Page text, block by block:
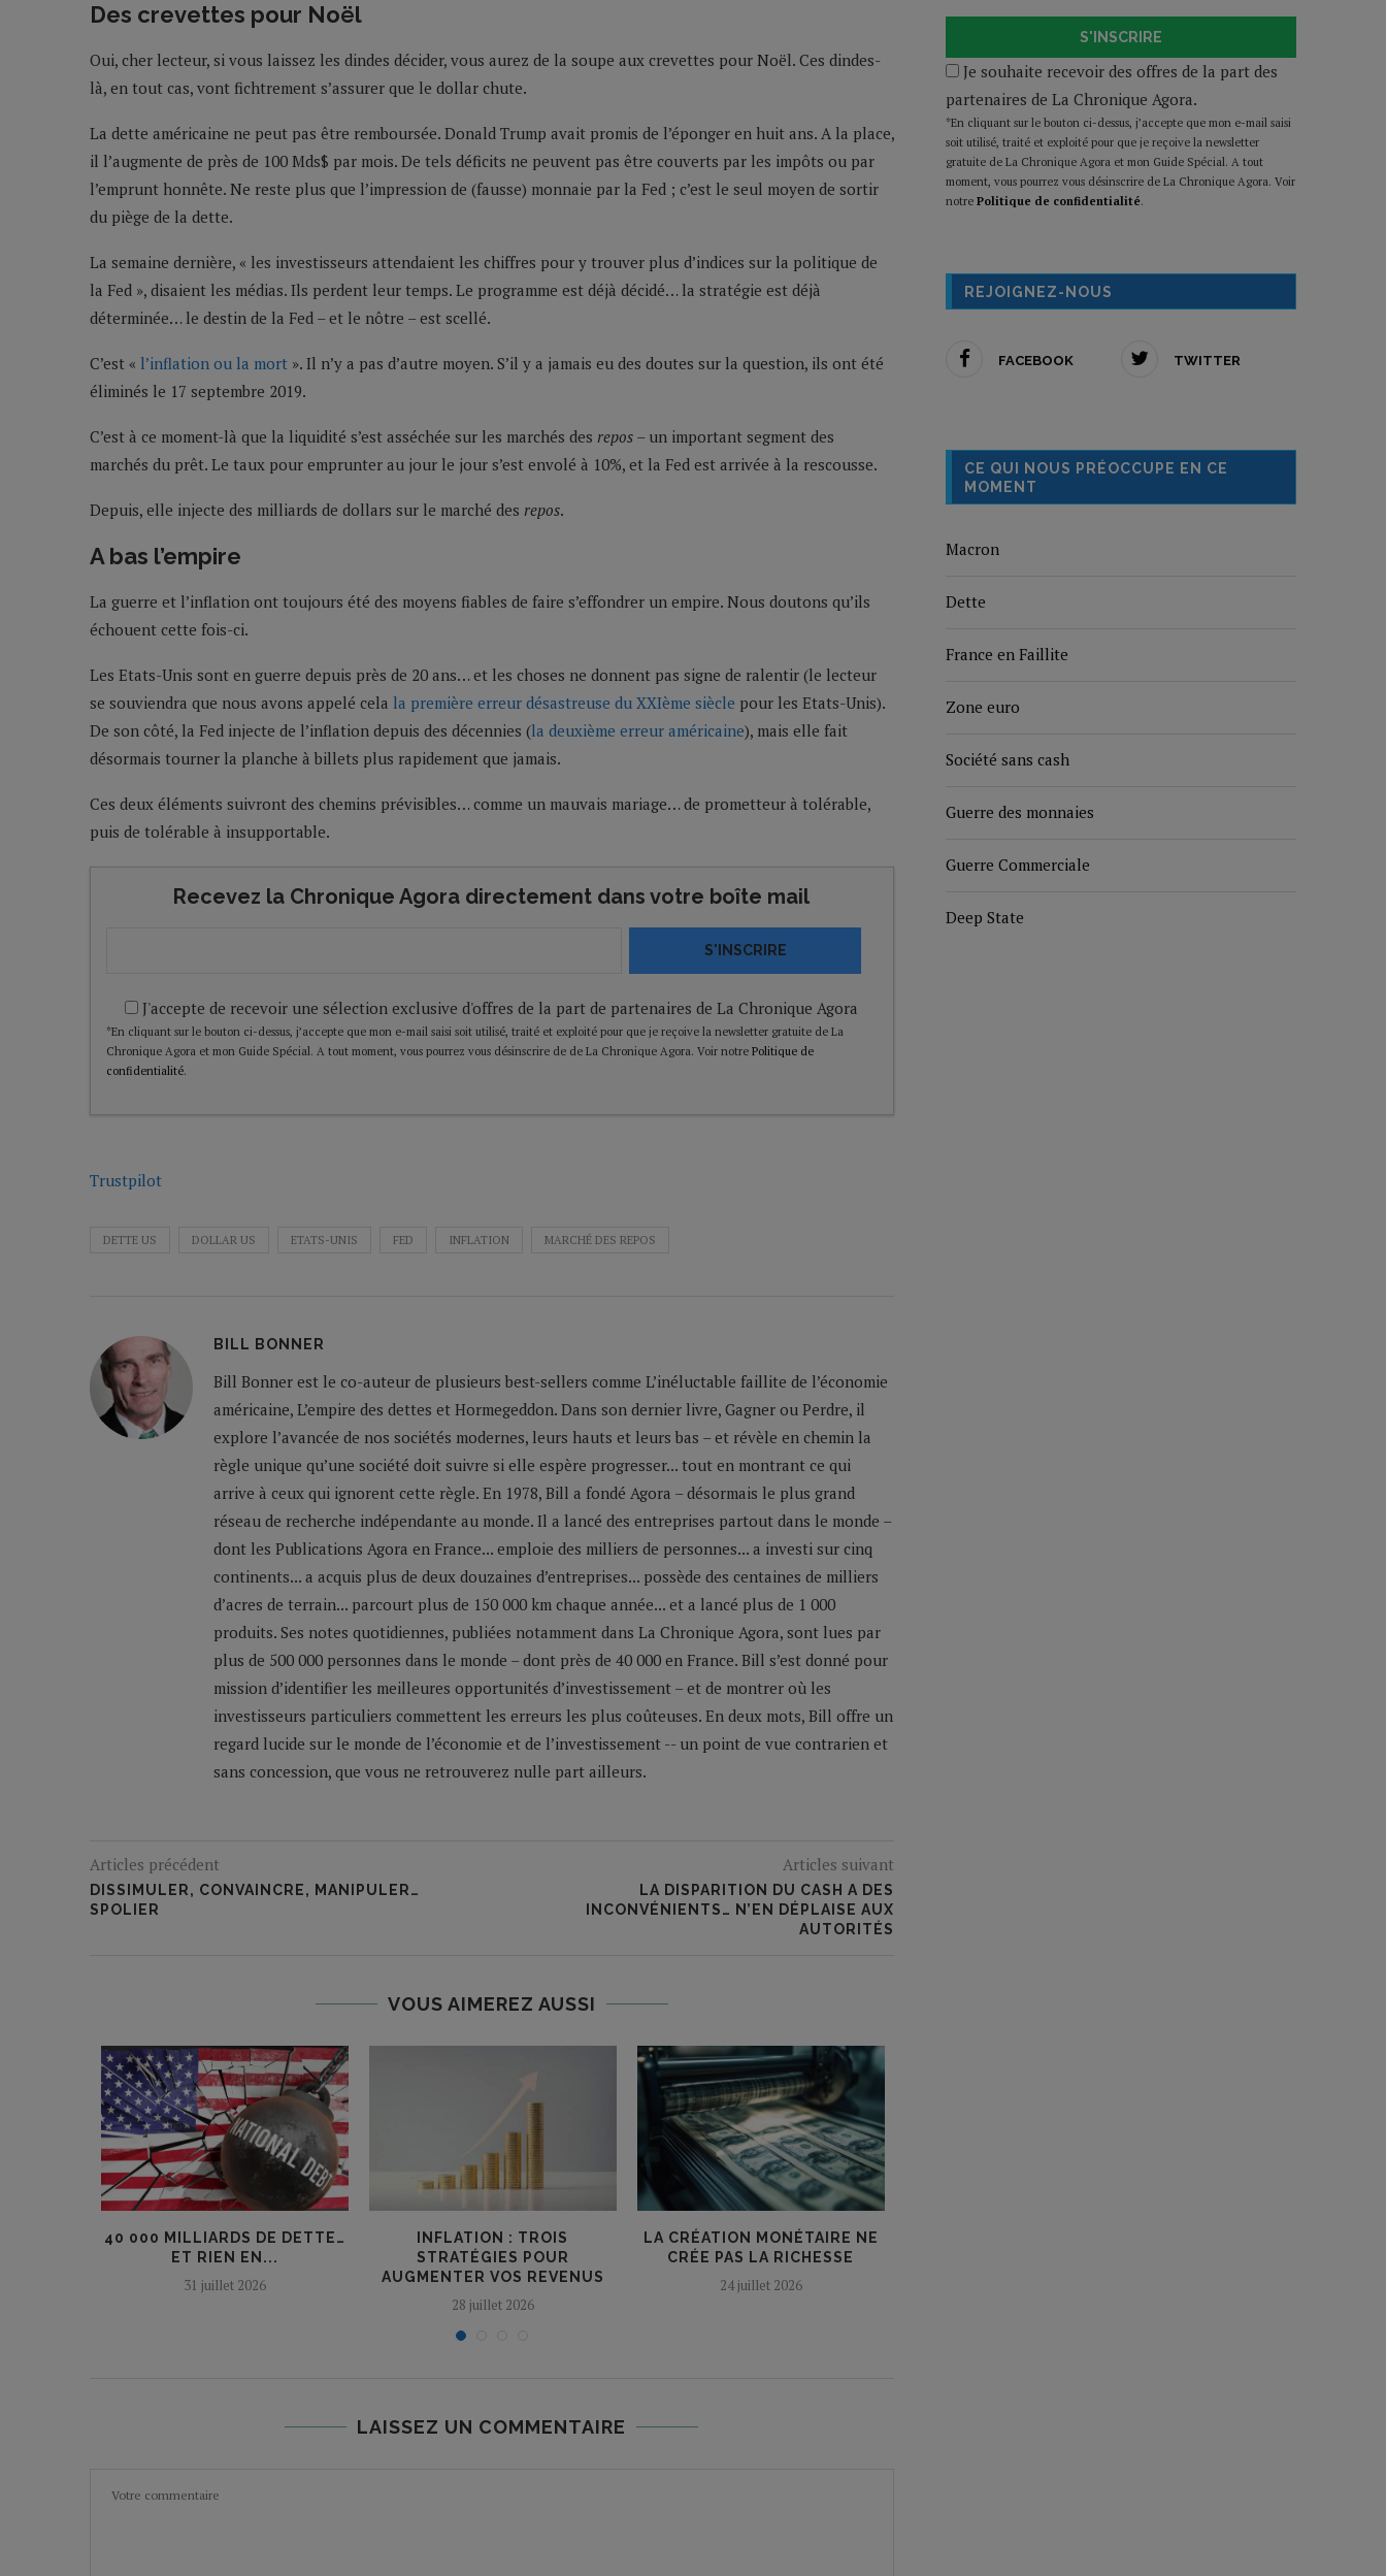
Des crevettes pour Noël
Oui, cher lecteur, si vous laissez les dindes décider, vous aurez de la soupe aux crevettes pour Noël. Ces dindes-
là, en tout cas, vont fichtrement s’assurer que le dollar chute.
La dette américaine ne peut pas être remboursée. Donald Trump avait promis de l’éponger en huit ans. A la place,
il l’augmente de près de 100 Mds$ par mois. De tels déficits ne peuvent pas être couverts par les impôts ou par
l’emprunt honnête. Ne reste plus que l’impression de (fausse) monnaie par la Fed ; c’est le seul moyen de sortir
du piège de la dette.
La semaine dernière, « les investisseurs attendaient les chiffres pour y trouver plus d’indices sur la politique de
la Fed », disaient les médias. Ils perdent leur temps. Le programme est déjà décidé… la stratégie est déjà
déterminée… le destin de la Fed – et le nôtre – est scellé.
C’est « l’inflation ou la mort ». Il n’y a pas d’autre moyen. S’il y a jamais eu des doutes sur la question, ils ont été
éliminés le 17 septembre 2019.
C’est à ce moment-là que la liquidité s’est asséchée sur les marchés des repos – un important segment des
marchés du prêt. Le taux pour emprunter au jour le jour s’est envolé à 10%, et la Fed est arrivée à la rescousse.
Depuis, elle injecte des milliards de dollars sur le marché des repos.
A bas l’empire
La guerre et l’inflation ont toujours été des moyens fiables de faire s’effondrer un empire. Nous doutons qu’ils
échouent cette fois-ci.
Les Etats-Unis sont en guerre depuis près de 20 ans… et les choses ne donnent pas signe de ralentir (le lecteur
se souviendra que nous avons appelé cela la première erreur désastreuse du XXIème siècle pour les Etats-Unis).
De son côté, la Fed injecte de l’inflation depuis des décennies (la deuxième erreur américaine), mais elle fait
désormais tourner la planche à billets plus rapidement que jamais.
Ces deux éléments suivront des chemins prévisibles… comme un mauvais mariage… de prometteur à tolérable,
puis de tolérable à insupportable.
Recevez la Chronique Agora directement dans votre boîte mail
S'INSCRIRE
J'accepte de recevoir une sélection exclusive d'offres de la part de partenaires de La Chronique Agora
*En cliquant sur le bouton ci-dessus, j’accepte que mon e-mail saisi soit utilisé, traité et exploité pour que je reçoive la newsletter gratuite de La
Chronique Agora et mon Guide Spécial. A tout moment, vous pourrez vous désinscrire de de La Chronique Agora. Voir notre Politique de
confidentialité.
Trustpilot
DETTE US DOLLAR US ETATS-UNIS FED INFLATION MARCHÉ DES REPOS
BILL BONNER
Bill Bonner est le co-auteur de plusieurs best-sellers comme L’inéluctable faillite de l’économie
américaine, L’empire des dettes et Hormegeddon. Dans son dernier livre, Gagner ou Perdre, il
explore l’avancée de nos sociétés modernes, leurs hauts et leurs bas – et révèle en chemin la
règle unique qu’une société doit suivre si elle espère progresser... tout en montrant ce qui
arrive à ceux qui ignorent cette règle. En 1978, Bill a fondé Agora – désormais le plus grand
réseau de recherche indépendante au monde. Il a lancé des entreprises partout dans le monde –
dont les Publications Agora en France... emploie des milliers de personnes... a investi sur cinq
continents... a acquis plus de deux douzaines d’entreprises... possède des centaines de milliers
d’acres de terrain... parcourt plus de 150 000 km chaque année... et a lancé plus de 1 000
produits. Ses notes quotidiennes, publiées notamment dans La Chronique Agora, sont lues par
plus de 500 000 personnes dans le monde – dont près de 40 000 en France. Bill s’est donné pour
mission d’identifier les meilleures opportunités d’investissement – et de montrer où les
investisseurs particuliers commettent les erreurs les plus coûteuses. En deux mots, Bill offre un
regard lucide sur le monde de l’économie et de l’investissement -- un point de vue contrarien et
sans concession, que vous ne retrouverez nulle part ailleurs.
Articles précédent
DISSIMULER, CONVAINCRE, MANIPULER…
SPOLIER
Articles suivant
LA DISPARITION DU CASH A DES
INCONVÉNIENTS… N’EN DÉPLAISE AUX
AUTORITÉS
VOUS AIMEREZ AUSSI
40 000 MILLIARDS DE DETTE…
ET RIEN EN...
31 juillet 2026
INFLATION : TROIS
STRATÉGIES POUR
AUGMENTER VOS REVENUS
28 juillet 2026
LA CRÉATION MONÉTAIRE NE
CRÉE PAS LA RICHESSE
24 juillet 2026
LAISSEZ UN COMMENTAIRE
S'INSCRIRE
Je souhaite recevoir des offres de la part des
partenaires de La Chronique Agora.
*En cliquant sur le bouton ci-dessus, j’accepte que mon e-mail saisi
soit utilisé, traité et exploité pour que je reçoive la newsletter
gratuite de La Chronique Agora et mon Guide Spécial. A tout
moment, vous pourrez vous désinscrire de La Chronique Agora. Voir
notre Politique de confidentialité.
REJOIGNEZ-NOUS
FACEBOOK TWITTER
CE QUI NOUS PRÉOCCUPE EN CE
MOMENT
Macron
Dette
France en Faillite
Zone euro
Société sans cash
Guerre des monnaies
Guerre Commerciale
Deep State